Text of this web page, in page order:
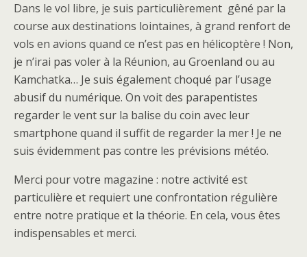
Dans le vol libre, je suis particulièrement gêné par la
course aux destinations lointaines, à grand renfort de
vols en avions quand ce n’est pas en hélicoptère ! Non,
je n’irai pas voler à la Réunion, au Groenland ou au
Kamchatka… Je suis également choqué par l’usage
abusif du numérique. On voit des parapentistes
regarder le vent sur la balise du coin avec leur
smartphone quand il suffit de regarder la mer ! Je ne
suis évidemment pas contre les prévisions météo.
Merci pour votre magazine : notre activité est
particulière et requiert une confrontation régulière
entre notre pratique et la théorie. En cela, vous êtes
indispensables et merci.